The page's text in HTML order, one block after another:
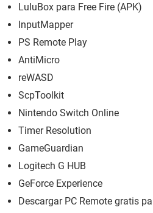
LuluBox para Free Fire (APK)
InputMapper
PS Remote Play
AntiMicro
reWASD
ScpToolkit
Nintendo Switch Online
Timer Resolution
GameGuardian
Logitech G HUB
GeForce Experience
Descargar PC Remote gratis